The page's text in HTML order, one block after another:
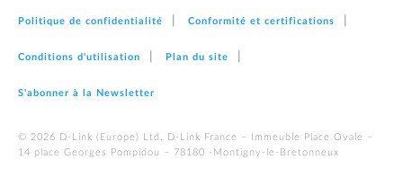
Politique de confidentialité Conformité et certifications
Conditions d'utilisation Plan du site
S'abonner à la Newsletter
© 2026 D‑Link (Europe) Ltd. D-Link France – Immeuble Place Ovale –
14 place Georges Pompidou – 78180 -Montigny-le-Bretonneux